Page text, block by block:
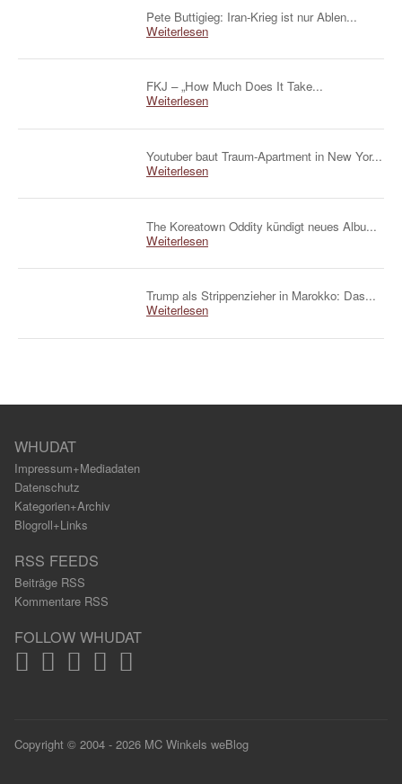
Pete Buttigieg: Iran-Krieg ist nur Ablen...
Weiterlesen
FKJ – „How Much Does It Take...
Weiterlesen
Youtuber baut Traum-Apartment in New Yor...
Weiterlesen
The Koreatown Oddity kündigt neues Albu...
Weiterlesen
Trump als Strippenzieher in Marokko: Das...
Weiterlesen
WHUDAT
Impressum+Mediadaten
Datenschutz
Kategorien+Archiv
Blogroll+Links
RSS FEEDS
Beiträge RSS
Kommentare RSS
FOLLOW WHUDAT
Copyright © 2004 - 2026 MC Winkels weBlog